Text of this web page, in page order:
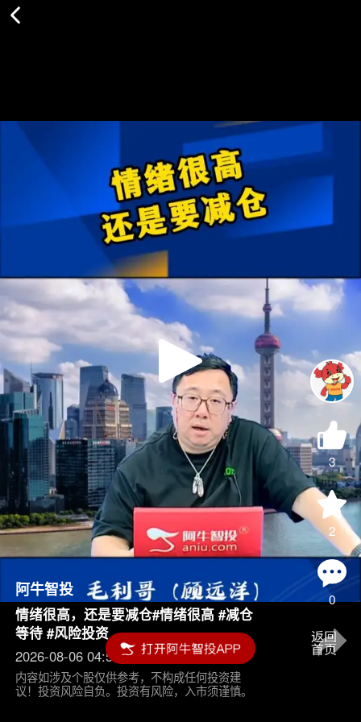
Play
Video
3
2
0
阿牛智投
情绪很高，还是要减仓#情绪很高 #减仓
等待 #风险投资
2026-08-06 04:55
内容如涉及个股仅供参考，不构成任何投资建
议！投资风险自负。投资有风险，入市须谨慎。